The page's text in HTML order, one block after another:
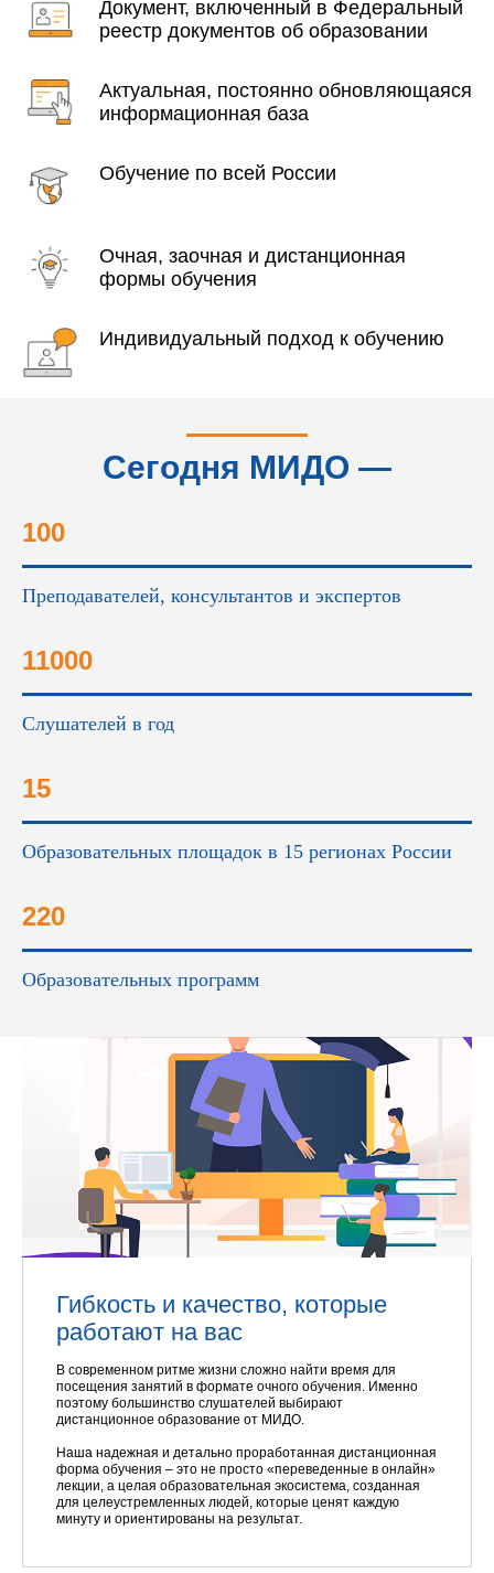
Документ, включенный в Федеральный
реестр документов об образовании
Актуальная, постоянно обновляющаяся
информационная база
Обучение по всей России
Очная, заочная и дистанционная
формы обучения
Индивидуальный подход к обучению
Сегодня МИДО —
100
Преподавателей, консультантов и экспертов
11000
Слушателей в год
15
Образовательных площадок в 15 регионах России
220
Образовательных программ
Гибкость и качество, которые
работают на вас
В современном ритме жизни сложно найти время для
посещения занятий в формате очного обучения. Именно
поэтому большинство слушателей выбирают
дистанционное образование от МИДО.
Наша надежная и детально проработанная дистанционная
форма обучения – это не просто «переведенные в онлайн»
лекции, а целая образовательная экосистема, созданная
для целеустремленных людей, которые ценят каждую
минуту и ориентированы на результат.